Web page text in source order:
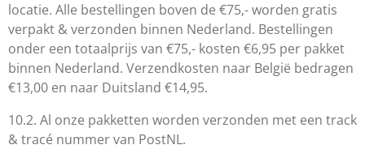
locatie. Alle bestellingen boven de €75,- worden gratis
verpakt & verzonden binnen Nederland. Bestellingen
onder een totaalprijs van €75,- kosten €6,95 per pakket
binnen Nederland. Verzendkosten naar België bedragen
€13,00 en naar Duitsland €14,95.
10.2. Al onze pakketten worden verzonden met een track
& tracé nummer van PostNL.